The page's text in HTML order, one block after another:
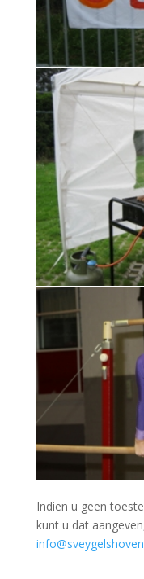
Indien u geen
kunt u dat